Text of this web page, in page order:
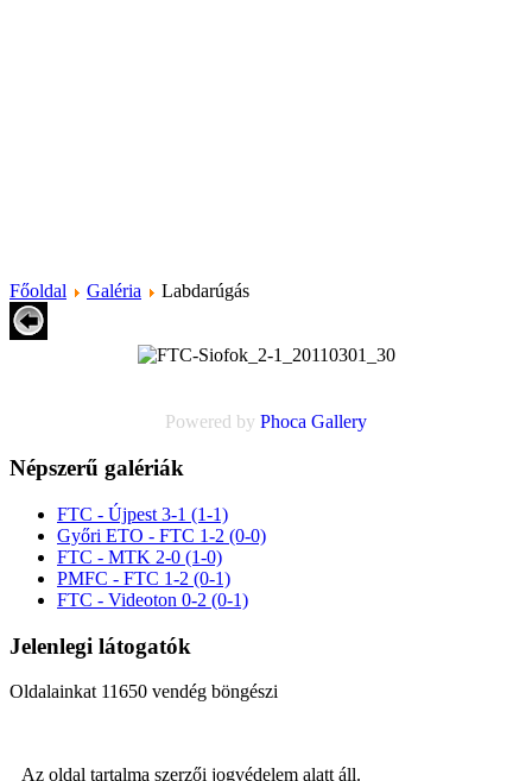
Főoldal Galéria Labdarúgás
Powered by Phoca Gallery
Népszerű galériák
FTC - Újpest 3-1 (1-1)
Győri ETO - FTC 1-2 (0-0)
FTC - MTK 2-0 (1-0)
PMFC - FTC 1-2 (0-1)
FTC - Videoton 0-2 (0-1)
Jelenlegi látogatók
Oldalainkat 11650 vendég böngészi
Az oldal tartalma szerzői jogvédelem alatt áll.